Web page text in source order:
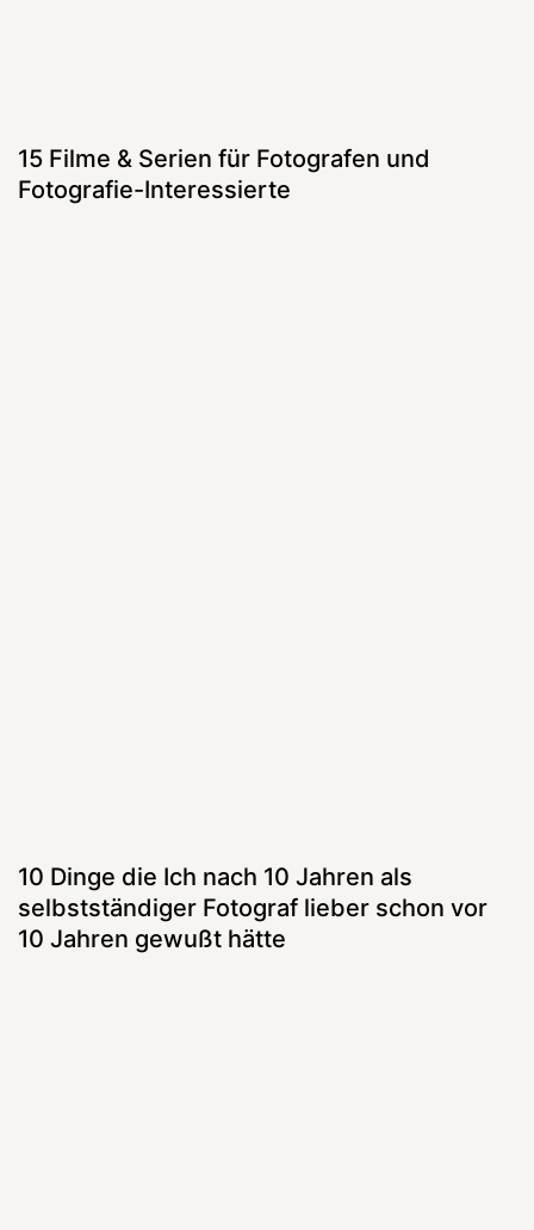
15 Filme & Serien für Fotografen und
Fotografie-Interessierte
10 Dinge die Ich nach 10 Jahren als
selbstständiger Fotograf lieber schon vor
10 Jahren gewußt hätte